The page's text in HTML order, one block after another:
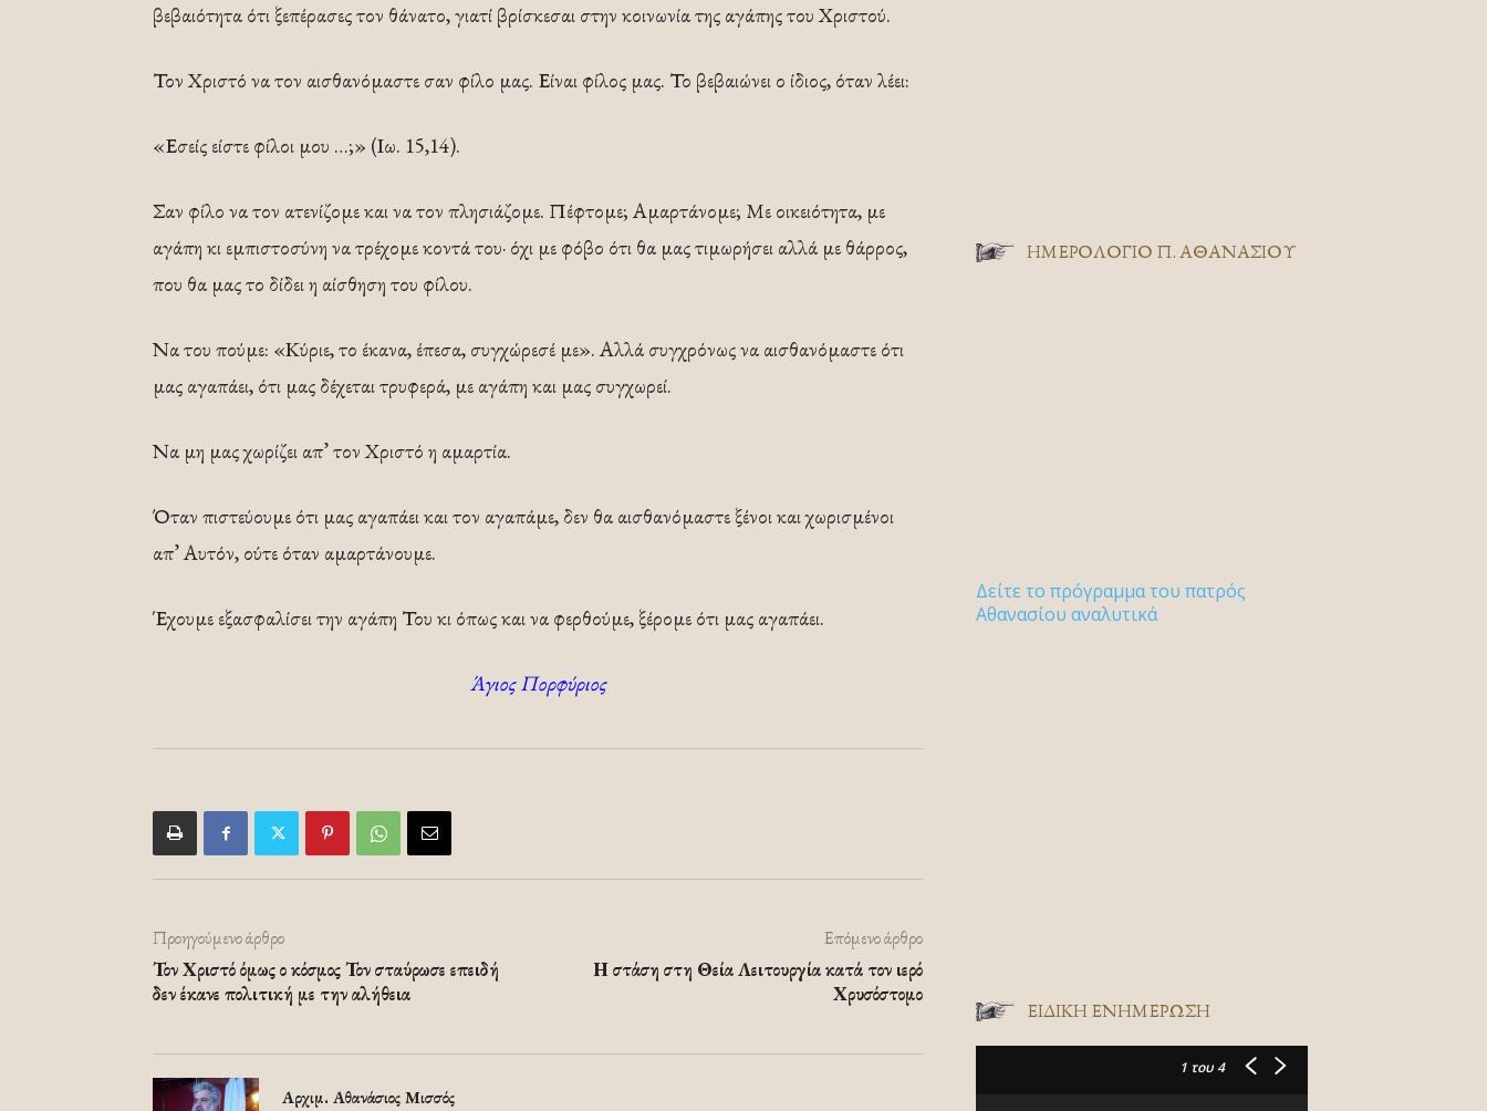
βεβαιότητα ότι ξεπέρασες τον θάνατο, γιατί βρίσκεσαι στην κοινωνία της αγάπης του Χριστού.
Τον Χριστό να τον αισθανόμαστε σαν φίλο μας. Είναι φίλος μας. Το βεβαιώνει ο ίδιος, όταν λέει:
«Εσείς είστε φίλοι μου …;» (Ιω. 15,14).
Σαν φίλο να τον ατενίζομε και να τον πλησιάζομε. Πέφτομε; Αμαρτάνομε; Με οικειότητα, με
αγάπη κι εμπιστοσύνη να τρέχομε κοντά του· όχι με φόβο ότι θα μας τιμωρήσει αλλά με θάρρος,
που θα μας το δίδει η αίσθηση του φίλου.
Να του πούμε: «Κύριε, το έκανα, έπεσα, συγχώρεσέ με». Αλλά συγχρόνως να αισθανόμαστε ότι
μας αγαπάει, ότι μας δέχεται τρυφερά, με αγάπη και μας συγχωρεί.
Να μη μας χωρίζει απ’ τον Χριστό η αμαρτία.
Όταν πιστεύουμε ότι μας αγαπάει και τον αγαπάμε, δεν θα αισθανόμαστε ξένοι και χωρισμένοι
απ’ Αυτόν, ούτε όταν αμαρτάνουμε.
Έχουμε εξασφαλίσει την αγάπη Του κι όπως και να φερθούμε, ξέρομε ότι μας αγαπάει.
Άγιος Πορφύριος
Προηγούμενο άρθρο
Τον Χριστό όμως ο κόσμος Τον σταύρωσε επειδή
δεν έκανε πολιτική με την αλήθεια
Επόμενο άρθρο
Η στάση στη Θεία Λειτουργία κατά τον ιερό
Χρυσόστομο
Αρχιμ. Αθανάσιος Μισσός
ΗΜΕΡΟΛΟΓΙΟ Π. ΑΘΑΝΑΣΙΟΥ
Δείτε το πρόγραμμα του πατρός
Αθανασίου αναλυτικά
ΕΙΔΙΚΉ ΕΝΗΜΈΡΩΣΗ
1 του 4